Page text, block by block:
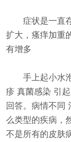
症状是一直存
扩大，瘙痒加重
有增多
手上起小水泡
疹 真菌感染 引
回答。病情不同
么类型的疾病，
不是所有的皮肤